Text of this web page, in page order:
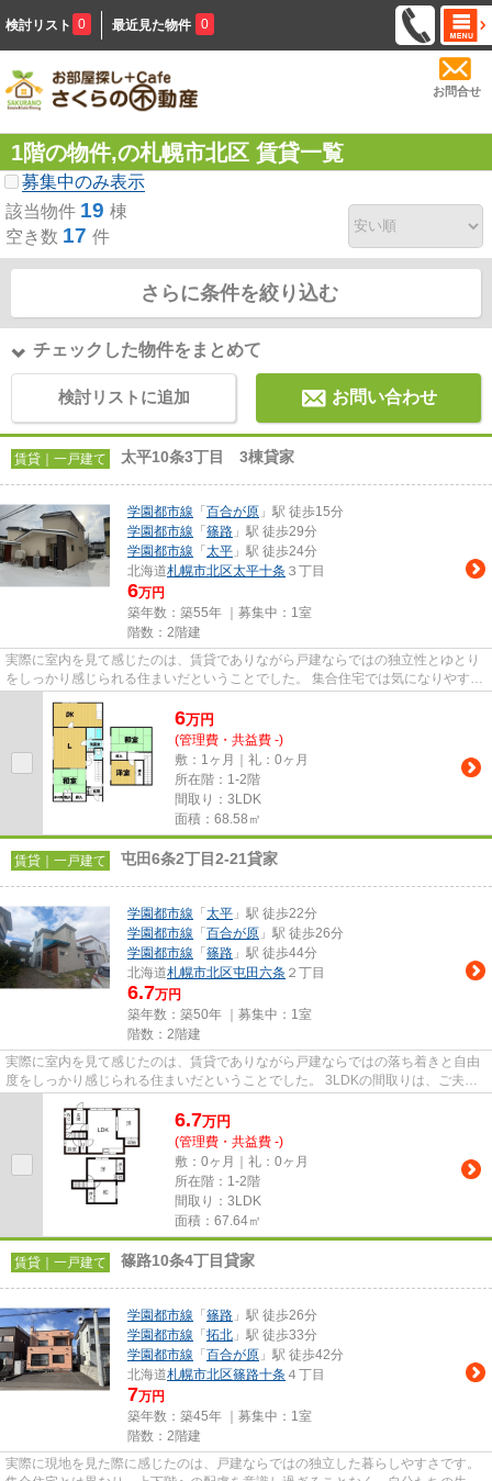
検討リスト 0 最近見た物件 0
お問合せ
1階の物件,の札幌市北区 賃貸一覧
募集中のみ表示
該当物件 19 棟
空き数 17 件
さらに条件を絞り込む
チェックした物件をまとめて
検討リストに追加 お問い合わせ
賃貸｜一戸建て 太平10条3丁目 3棟貸家
学園都市線 「 百合が原 」駅 徒歩15分
学園都市線 「 篠路 」駅 徒歩29分
学園都市線 「 太平 」駅 徒歩24分
北海道札幌市北区太平十条 ３丁目
6万円
築年数：築55年 ｜募集中： 1室
階数：2階建
実際に室内を見て感じたのは、賃貸でありながら戸建ならではの独立性とゆとり
をしっかり感じられる住まいだということでした。 集合住宅では気になりやすい
6万円
(管理費・共益費 -)
敷：1ヶ月｜礼：0ヶ月
所在階：1-2階
間取り：3LDK
面積：68.58㎡
賃貸｜一戸建て 屯田6条2丁目2-21貸家
学園都市線 「 太平 」駅 徒歩22分
学園都市線 「 百合が原 」駅 徒歩26分
学園都市線 「 篠路 」駅 徒歩44分
北海道札幌市北区屯田六条 ２丁目
6.7万円
築年数：築50年 ｜募集中： 1室
階数：2階建
実際に室内を見て感じたのは、賃貸でありながら戸建ならではの落ち着きと自由
度をしっかり感じられる住まいだということでした。 3LDKの間取りは、ご夫婦
やファミリー世帯にとって使...
6.7万円
(管理費・共益費 -)
敷：0ヶ月｜礼：0ヶ月
所在階：1-2階
間取り：3LDK
面積：67.64㎡
賃貸｜一戸建て 篠路10条4丁目貸家
学園都市線 「 篠路 」駅 徒歩26分
学園都市線 「 拓北 」駅 徒歩33分
学園都市線 「 百合が原 」駅 徒歩42分
北海道札幌市北区篠路十条 ４丁目
7万円
築年数：築45年 ｜募集中： 1室
階数：2階建
実際に現地を見た際に感じたのは、戸建ならではの独立した暮らしやすさです。